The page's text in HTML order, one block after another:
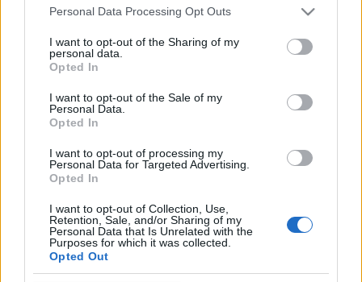
Please note that this website/app uses one or more Google
not limited to your visit or usage behaviour. You may click to
grant or deny consent to Google and its third-party tags to
use your data for below specified purposes in below Google
consent section.
Personal Data Processing Opt Outs
I want to opt-out of the Sharing of my
personal data.
Opted In
I want to opt-out of the Sale of my
Personal Data.
Opted In
I want to opt-out of processing my
Personal Data for Targeted Advertising.
Opted In
I want to opt-out of Collection, Use,
Retention, Sale, and/or Sharing of my
Personal Data that Is Unrelated with the
Purposes for which it was collected.
Opted Out